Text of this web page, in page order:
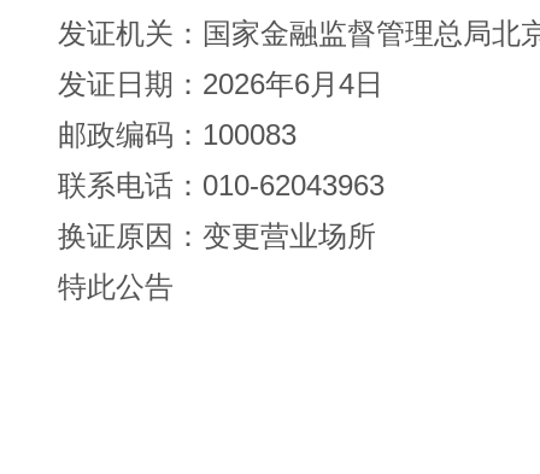
发证机关：国家金融监督管理总局北
发证日期：2026年6月4日
邮政编码：100083
联系电话：010-62043963
换证原因：变更营业场所
特此公告